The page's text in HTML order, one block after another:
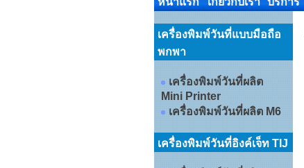
เครื่องพิมพ์วันที่แบบมือถือ
พกพา
เครื่องพิมพ์วันที่ผลิต
Mini Printer
เครื่องพิมพ์วันที่ผลิต M6
เครื่องพิมพ์วันที่อิงค์เจ็ท TIJ